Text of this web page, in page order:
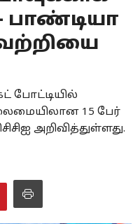
பாண்டியா
போட்டியில்
15 பேர்
அறிவித்துள்ளது.